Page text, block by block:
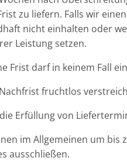
zu liefern. Falls wir
nicht einhalten oder
Leistung setzen.
Frist darf in keinem Fall
fruchtlos
Erfüllung von
im Allgemeinen um bis
ausschließen.